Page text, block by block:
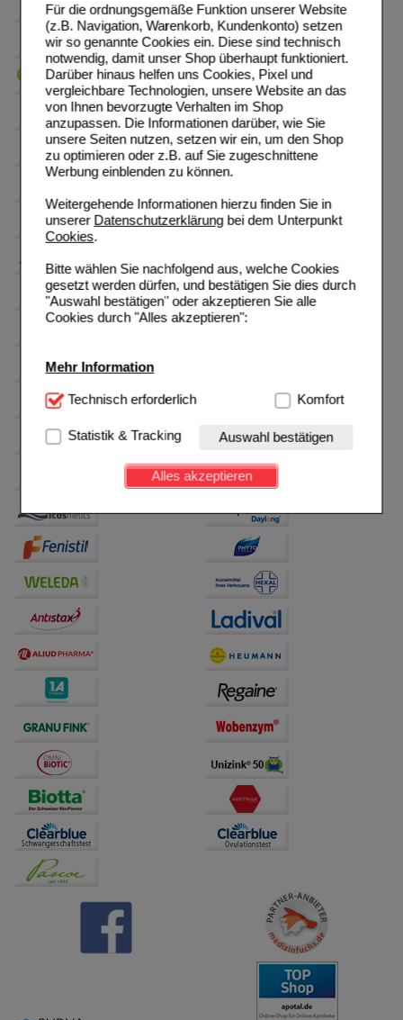
Für die ordnungsgemäße Funktion unserer Website
(z.B. Navigation, Warenkorb, Kundenkonto) setzen
wir so genannte Cookies ein. Diese sind technisch
notwendig, damit unser Shop überhaupt funktioniert.
Darüber hinaus helfen uns Cookies, Pixel und
vergleichbare Technologien, unsere Website an das
von Ihnen bevorzugte Verhalten im Shop
anzupassen. Die Informationen darüber, wie Sie
unsere Seiten nutzen, setzen wir ein, um den Shop
zu optimieren oder z.B. auf Sie zugeschnittene
Werbung einblenden zu können.
Weitergehende Informationen hierzu finden Sie in
unserer Datenschutzerklärungbei dem Unterpunkt
Cookies.
Bitte wählen Sie nachfolgend aus, welche Cookies
gesetzt werden dürfen, und bestätigen Sie dies durch
"Auswahl bestätigen" oder akzeptieren Sie alle
Cookies durch "Alles akzeptieren":
Mehr Information
Technisch Notwendig:Hierbei handelt es sich um
Website notwendig sind (z.B. Navigation, Warenkorb,
Kundenkonto), weshalb auf diese nicht verzichtet
werden kann.
Einkaufserlebnis noch ansprechender zu gestalten,
Besuchers oder unsere Seite an bevorzugte
Verhaltensweisen (z.B. Spracheinstellung)
anzupassen. Komfort-Cookies ermöglichen es uns
auch auf Ihre Bedürfnisse zugeschrittene Inhalte
anzuzeigen und unser Partnerprogramm zu
betreiben.
Statistik & Tracking:
Hierüber lassen sich
Informationen über die Art und Weise der Nutzung
unserer Website sammeln, mit deren Hilfe wir unsere
Website weiter für Sie optimieren können, den Inhalt
auf unserer Website aber auch die Werbung auf
Drittseiten möglichst relevant für Sie zu gestalten.
Bitte beachten Sie, dass Daten hierfür teilweise an
Dritte wie z.B. Google oder soziale Medien
übertragen werden.
Technisch erforderlich Komfort
Statistik & Tracking Auswahl bestätigen
Alles akzeptieren